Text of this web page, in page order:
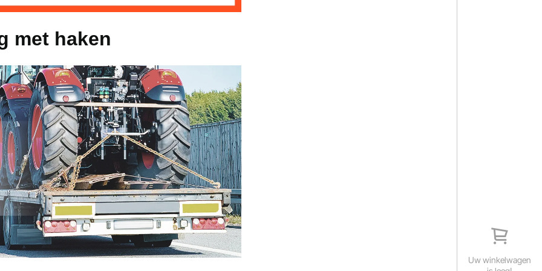
Uw winkelwagen
met haken